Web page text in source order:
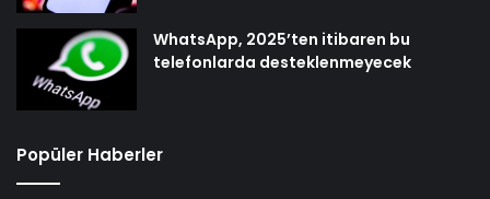
WhatsApp, 2025’ten itibaren bu
telefonlarda desteklenmeyecek
Popüler Haberler